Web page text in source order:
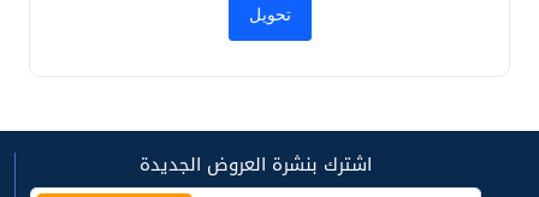
اشترك بنشرة العروض الجديدة